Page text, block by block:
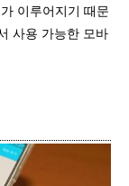
이루어지기 때문
사용 가능한 모바